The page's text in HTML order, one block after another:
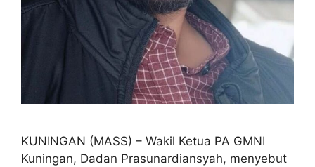
KUNINGAN (MASS) – Wakil Ketua PA GMNI
Kuningan, Dadan Prasunardiansyah, menyebut